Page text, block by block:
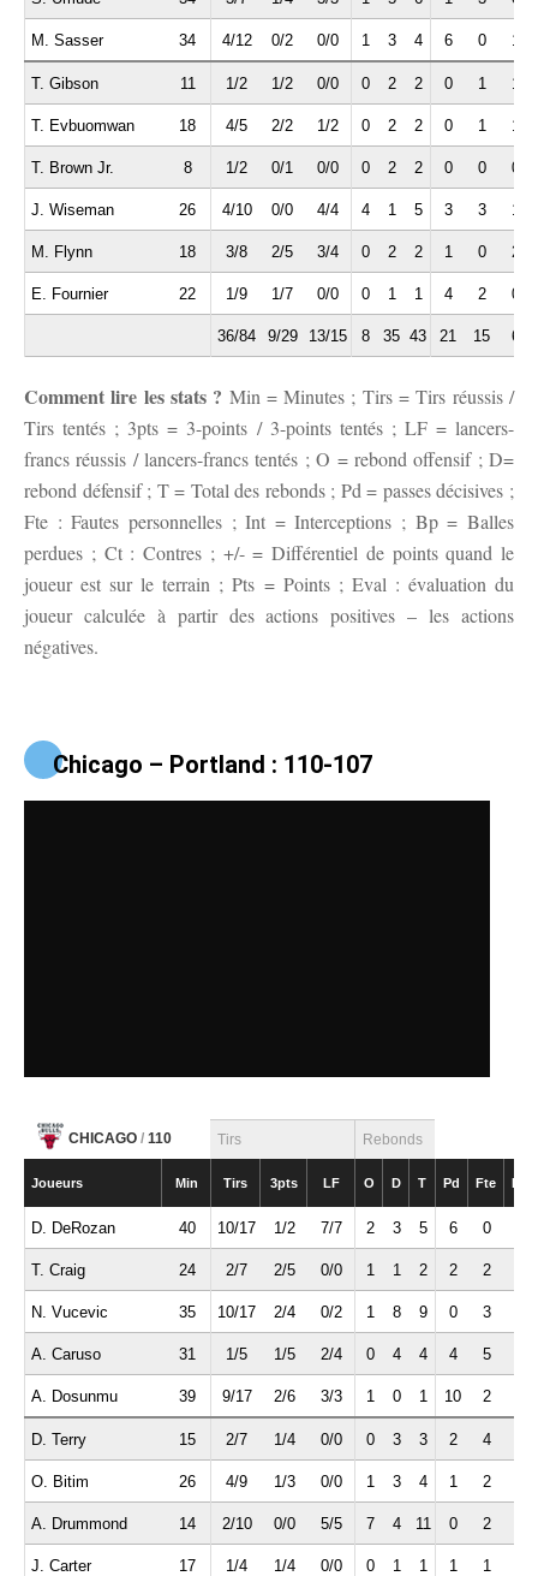
M. Sasser 34 4/12 0/2 0/0 1 3 4 6 0 1
T. Gibson 11 1/2 1/2 0/0 0 2 2 0 1 1
T. Evbuomwan 18 4/5 2/2 1/2 0 2 2 0 1 1
T. Brown Jr. 8 1/2 0/1 0/0 0 2 2 0 0 0
J. Wiseman 26 4/10 0/0 4/4 4 1 5 3 3 1
M. Flynn 18 3/8 2/5 3/4 0 2 2 1 0 2
E. Fournier 22 1/9 1/7 0/0 0 1 1 4 2 0
36/84 9/29 13/15 8 35 43 21 15 6
Comment lire les stats ? Min = Minutes ; Tirs = Tirs réussis /
Tirs tentés ; 3pts = 3-points / 3-points tentés ; LF = lancers-
francs réussis / lancers-francs tentés ; O = rebond offensif ; D=
rebond défensif ; T = Total des rebonds ; Pd = passes décisives ;
Fte : Fautes personnelles ; Int = Interceptions ; Bp = Balles
perdues ; Ct : Contres ; +/- = Différentiel de points quand le
joueur est sur le terrain ; Pts = Points ; Eval : évaluation du
joueur calculée à partir des actions positives – les actions
négatives.
Chicago – Portland : 110-107
CHICAGO / 110 Tirs Rebonds
Joueurs Min Tirs 3pts LF O D T Pd Fte Int
D. DeRozan 40 10/17 1/2 7/7 2 3 5 6 0
T. Craig 24 2/7 2/5 0/0 1 1 2 2 2
N. Vucevic 35 10/17 2/4 0/2 1 8 9 0 3
A. Caruso 31 1/5 1/5 2/4 0 4 4 4 5
A. Dosunmu 39 9/17 2/6 3/3 1 0 1 10 2
D. Terry 15 2/7 1/4 0/0 0 3 3 2 4
O. Bitim 26 4/9 1/3 0/0 1 3 4 1 2
A. Drummond 14 2/10 0/0 5/5 7 4 11 0 2
J. Carter 17 1/4 1/4 0/0 0 1 1 1 1